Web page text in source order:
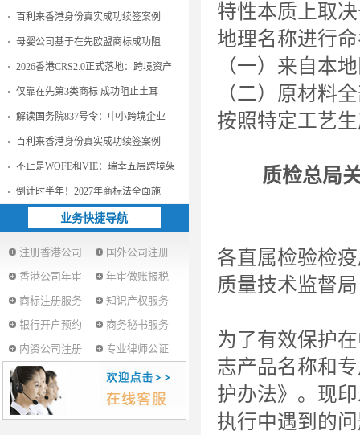
百利来香港身份真实成功续签案例
母婴公司基于在先欧盟商标成功阻
2026香港CRS2.0正式落地：跨境资产
仅靠在先第3类商标 成功阻止土耳
解读国务院837号令：中小跨境企业
百利来香港身份真实成功续签案例
不止是WOFE和VIE：瑞幸五层跨境架
倒计时半年！2027年商标法全面施
业务快捷导航
注册香港公司
国外公司注册
香港公司年审
年审做账报税
商标注册服务
知识产权服务
银行开户预约
商务秘书服务
内资公司注册
专业律师公证
特性本质上取
地理名称进行
（一）来自本
（二）原材料
按照特定工艺
质检总局
各直属检验检
质量技术监督
为了有效保护
志产品名称和
护办法》。现
执行中遇到的